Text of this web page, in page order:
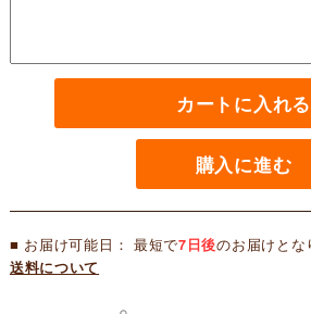
カートに入れる
購入に進む
■ お届け可能日： 最短で7日後のお届けとな
送料について